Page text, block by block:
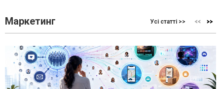
Маркетинг Усі статті >>